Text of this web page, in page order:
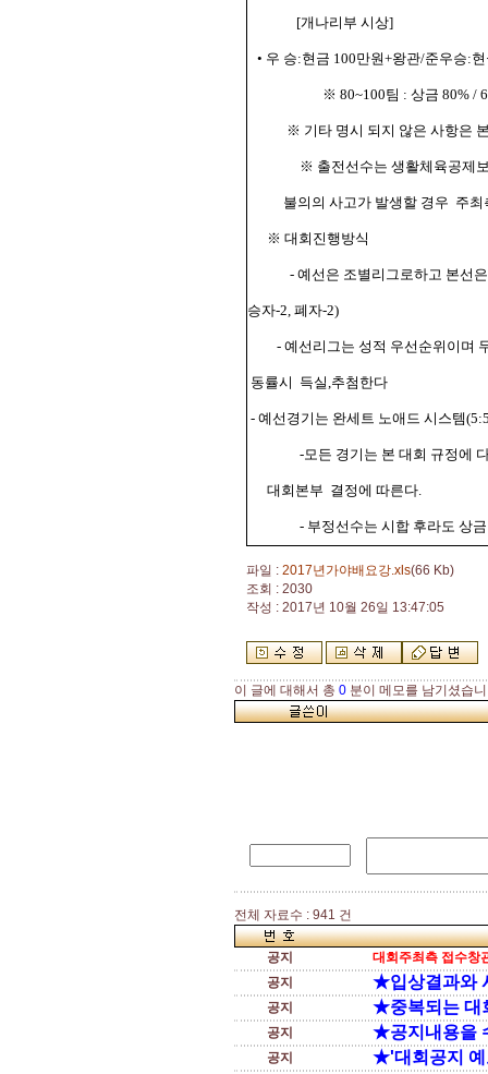
[개나리부 시상]
• 우 승:현금 100만원+왕관/준우승:
※ 80~100팀 : 상금 80% /
※ 기타 명시 되지 않은 사항은
※ 출전선수는 생활체육공제
불의의 사고가 발생할 경우 주최
※ 대회진행방식
- 예선은 조별리그로하고 본선
승자-2, 폐자-2)
- 예선리그는 성적 우선순위이며
동률시 득실,추첨한다
- 예선경기는 완세트 노애드 시스템
-모든 경기는 본 대회 규정에
대회본부 결정에 따른다.
- 부정선수는 시합 후라도 상
파일 : 2017년가야배요강.xls(66 Kb)
조회 : 2030
작성 : 2017년 10월 26일 13:47:05
이 글에 대해서 총 0 분이 메모를 남기셨습
전체 자료수 : 941 건
공지
대회주최측 접수창
공지
★입상결과와
공지 ★중복되는 대
공지 ★공지내용을
공지 ★'대회공지 예